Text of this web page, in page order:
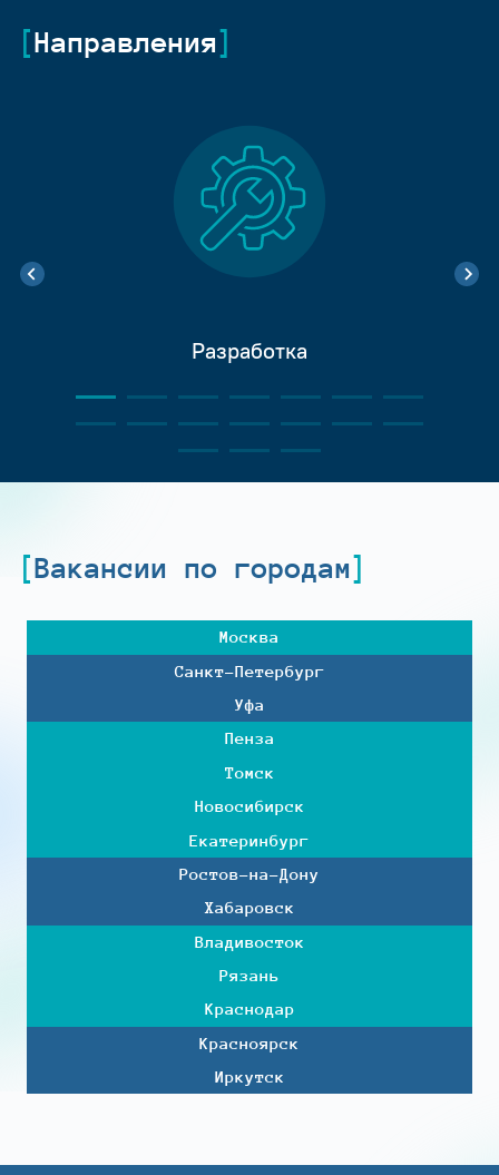
Направления
Разработка
Вакансии по городам
Москва
Санкт-Петербург
Уфа
Пенза
Томск
Новосибирск
Екатеринбург
Ростов-на-Дону
Хабаровск
Владивосток
Рязань
Краснодар
Красноярск
Иркутск